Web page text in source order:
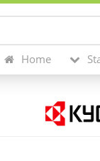
Home